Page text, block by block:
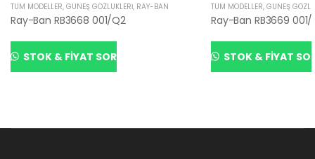
TÜM MODELLER, GÜNEŞ GÖZLÜKLERI, RAY-BAN
Ray-Ban RB3668 001/Q2
STOK & FIYAT SOR
TÜM MODELLER, GÜNEŞ
Ray-Ban RB3669 001/
STOK & FIYAT